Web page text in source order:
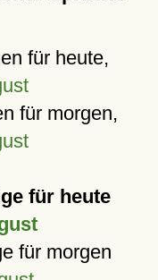
für heute,
für morgen,
für heute
für morgen